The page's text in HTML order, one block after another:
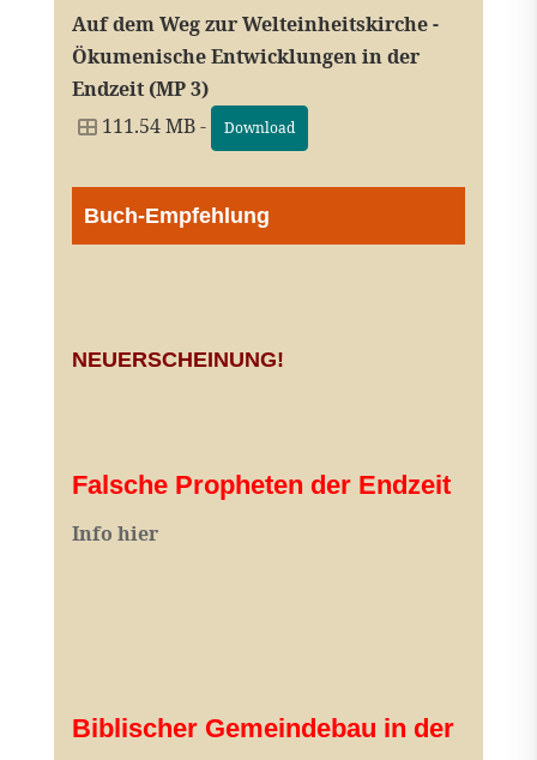
Auf dem Weg zur Welteinheitskirche -
Ökumenische Entwicklungen in der
Endzeit (MP 3)
111.54 MB -
Download
Buch-Empfehlung
NEUERSCHEINUNG!
Falsche Propheten der Endzeit
Info hier
Biblischer Gemeindebau in der